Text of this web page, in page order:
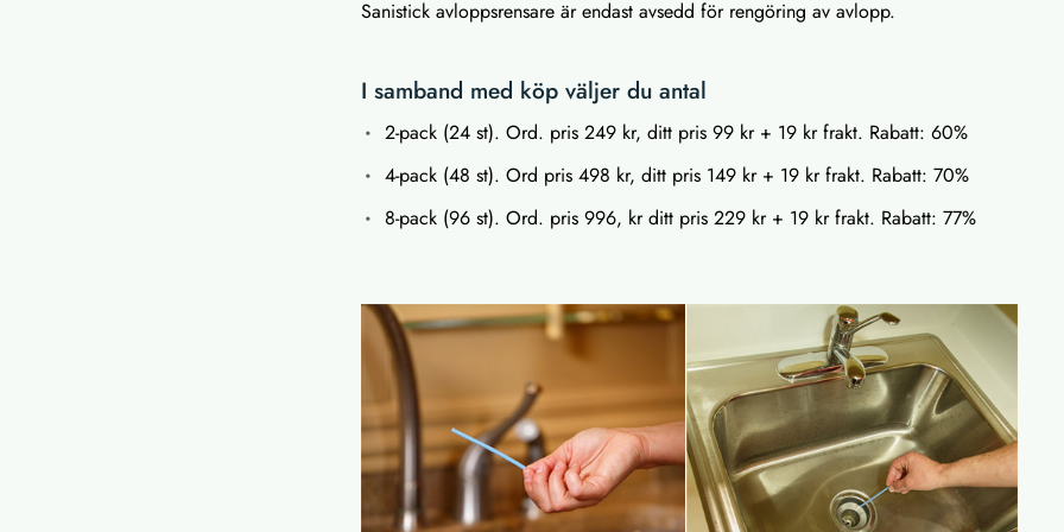
Sanistick avloppsrensare är endast avsedd för rengöring av avlopp.
I samband med köp väljer du antal
2-pack (24 st). Ord. pris 249 kr, ditt pris 99 kr + 19 kr frakt. Rabatt: 60%
4-pack (48 st). Ord pris 498 kr, ditt pris 149 kr + 19 kr frakt. Rabatt: 70%
8-pack (96 st). Ord. pris 996, kr ditt pris 229 kr + 19 kr frakt. Rabatt: 77%